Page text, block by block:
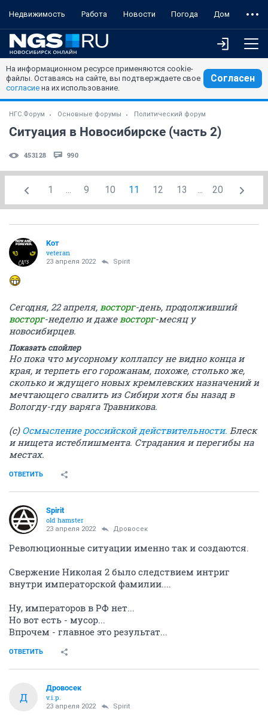
Недвижимость Работа Новости Погода Дом
На информационном ресурсе применяются cookie-
файлы. Оставаясь на сайте, вы подтверждаете свое
согласие на их использование.
Согласен
НГС.Форум Основные форумы Политический форум
Ситуация в Новосибирске (часть 2)
453128 990
1 ... 9 10 11 12 13 ... 20
Koт
veteran
23 апреля 2022 Spirit
Сегодня, 22 апреля, восторг-день, продолживший
восторг-неделю и дажевосторг-месяц у
новосибирцев.
Показать спойлер
Но пока что мусорному коллапсу не видно конца и
края, и терпеть его горожанам, похоже, столько же,
сколько и ждущего новых кремлевских назначений и
мечтающего свалить из Сибири хотя бы назад в
Вологду-гду варяга Травникова.
(с) Осмысление российской действительности. Блеск
и нищета истеблишмента. Страдания и перегибы на
местах.
ОТВЕТИТЬ
Spirit
old hamster
23 апреля 2022 Дровосек
Революционные ситуации именно так и создаются.
Свержение Николая 2 было следствием интриг
внутри императорской фамилии....
Ну, императоров в РФ нет...
Но вот есть - мусор...
Впрочем - главное это результат...
ОТВЕТИТЬ
Д
Дровосек
v.i.p.
23 апреля 2022 Spirit